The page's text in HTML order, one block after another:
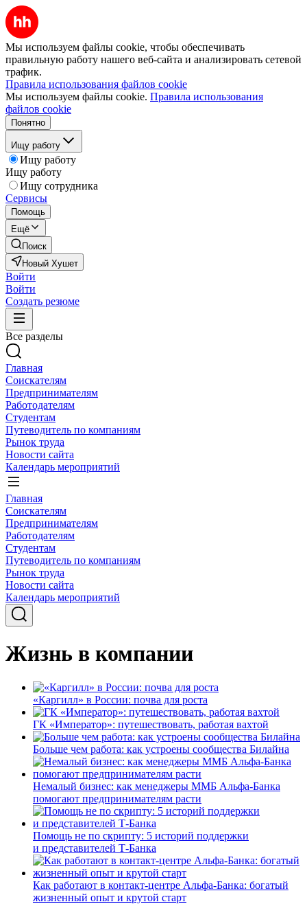
Мы используем файлы cookie, чтобы обеспечивать
правильную работу нашего веб-сайта и анализировать сетевой
трафик.
Правила использования файлов cookie
Мы используем файлы cookie. Правила использования
файлов cookie
Понятно
Ищу работу
Ищу работу
Ищу работу
Ищу сотрудника
Сервисы
Помощь
Ещё
Поиск
Новый Хушет
Войти
Войти
Создать резюме
Все разделы
Главная
Соискателям
Предпринимателям
Работодателям
Студентам
Путеводитель по компаниям
Рынок труда
Новости сайта
Календарь мероприятий
Главная
Соискателям
Предпринимателям
Работодателям
Студентам
Путеводитель по компаниям
Рынок труда
Новости сайта
Календарь мероприятий
Жизнь в компании
«Каргилл» в России: почва для роста
ГК «Император»: путешествовать, работая вахтой
Больше чем работа: как устроены сообщества Билайна
Немалый бизнес: как менеджеры ММБ Альфа-Банка
помогают предпринимателям расти
Помощь не по скрипту: 5 историй поддержки
и представителей Т-Банка
Как работают в контакт-центре Альфа-Банка: богатый
жизненный опыт и крутой старт